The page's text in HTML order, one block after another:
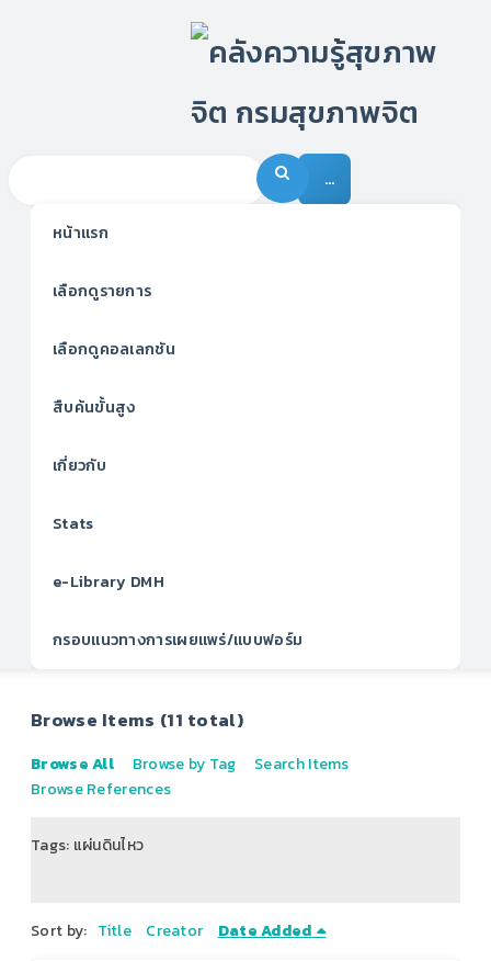
…
หน้าแรก
เลือกดูรายการ
เลือกดูคอลเลกชัน
สืบค้นขั้นสูง
เกี่ยวกับ
Stats
e-Library DMH
กรอบแนวทางการเผยแพร่/แบบฟอร์ม
Browse Items (11 total)
Browse All Browse by Tag
Search Items
Browse References
Tags: แผ่นดินไหว
of 2
Sort by: Title Creator Date Added